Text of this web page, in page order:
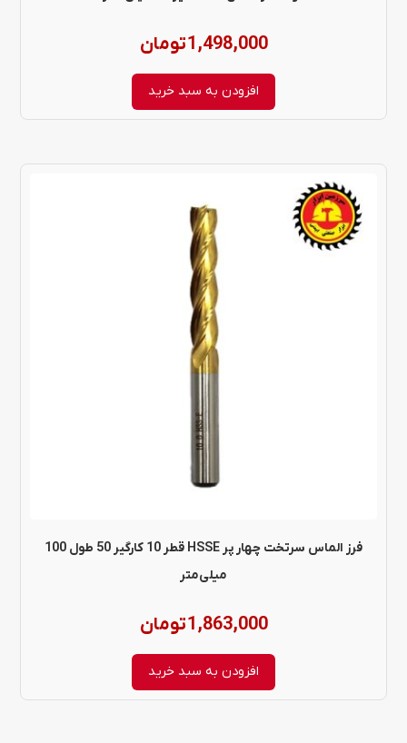
1,498,000تومان
افزودن به سبد خرید
فرز الماس سرتخت چهار پر HSSE قطر 10 کارگیر 50 طول 100
میلی‌متر
1,863,000تومان
افزودن به سبد خرید